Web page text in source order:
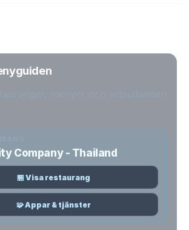
Company - Thailand
🏪 Visa restaurang
🧩 Appar & tjänster